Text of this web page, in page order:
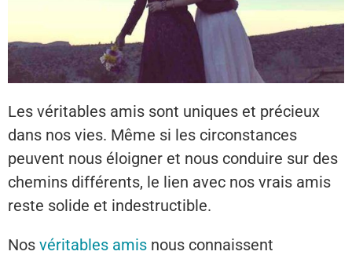
Les véritables amis sont uniques et précieux
dans nos vies. Même si les circonstances
peuvent nous éloigner et nous conduire sur des
chemins différents, le lien avec nos vrais amis
reste solide et indestructible.
Nos véritables amis nous connaissent